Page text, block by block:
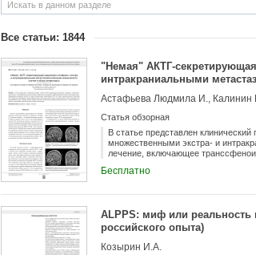
Все статьи: 1844
"Немая" АКТГ-
интракраниальными
литературы)
Статья обзорная
В статье представлен
множественными экстра- и
лечение, включающее
соматостатина. Больной прожил 2
метаболической активности
Бесплатно
ALPPS: миф или реальность
российского опыта)
Козырин И.А.